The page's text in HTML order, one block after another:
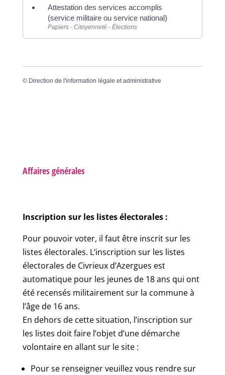
Attestation des services accomplis
(service militaire ou service national)
Papiers - Citoyenneté - Élections
© Direction de l'information légale et administrative
Affaires générales
Inscription sur les listes électorales :
Pour pouvoir voter, il faut être inscrit sur les
listes électorales. L’inscription sur les listes
électorales de Civrieux d’Azergues est
automatique pour les jeunes de 18 ans qui ont
été recensés militairement sur la commune à
l’âge de 16 ans.
En dehors de cette situation, l’inscription sur
les listes doit faire l’objet d’une démarche
volontaire en allant sur le site :
Pour se renseigner veuillez vous rendre sur